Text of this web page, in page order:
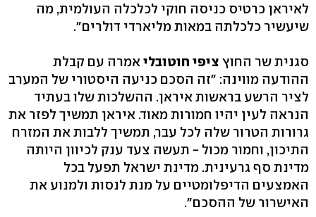
לאיראן כרטיס כניסה חוקי לכלכלה העולמית, מה
שיעשיר כלכלתה במאות מליארדי דולרים".
סגנית שר החוץ ציפי חוטובליאמרה עם קבלת
ההודעה מווינה: "זה הסכם כניעה היסטורי של המערב
לציר הרשע בראשות איראן. ההשלכות שלו בעתיד
הנראה לעין יהיו חמורות מאוד. איראן תמשיך לפזר את
גרורות הטרור שלה לכל עבר, תמשיך ללבות את המזרח
התיכון, וחמור מכול - תעשה צעד ענק לכיוון היותה
מדינת סף גרעינית. מדינת ישראל תפעל בכל
האמצעים הדיפלומטיים על מנת לנסות ולמנוע את
האישרור של ההסכם".